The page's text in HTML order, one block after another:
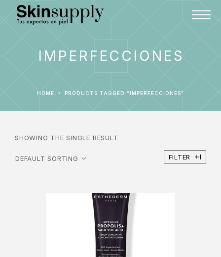
IMPERFECCIONES
HOME PRODUCTS TAGGED “IMPERFECCIONES”
SHOWING THE SINGLE RESULT
FILTER